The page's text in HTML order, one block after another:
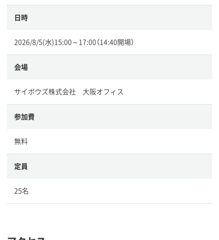
日時
2026/8/5(水)15:00～17:00（14:40開場）
会場
サイボウズ株式会社 大阪オフィス
参加費
無料
定員
25名